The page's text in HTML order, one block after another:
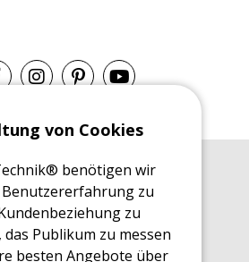
Trampolin
von Cookies
benötigen wir
Benutzererfahrung zu
zu
Publikum zu messen
besten Angebote über